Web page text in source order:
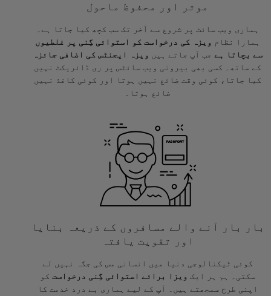
موثر اور محفوظ ماحول
ہماری ویب سائٹ پر شروع سے آخر تک سب کچھ کیا جاتا ہے۔
ہمارا نظام ویزہ کی درخواست کو استوائی گِنی پر غلطیوں
سے بچاتا ہے جب آپ جاتے ہیں
ویزہ ایجنٹس کی اضافی جائزہ
کے ساتھ۔ کسی بھی بیرونی ویب سائٹس پر ری ڈائریکٹ نہیں
کیا جاتا، کوئی وقت ضائع نہیں ہوتا اور کوئی کاغذ نہیں
ضائع ہوتا۔
بار بار آنے والے مسافروں کے ذریعہ بنایا
اور تقویت یافتہ
کوئی ٹیکنالوجی دنیا میں انسانی مس کی جگہ نہیں لے
سکتی۔ ہم ہر ایک ویزا برائے استوائی گِنی درخواست کو
اپنی طرح سمجھتے ہیں۔ آپ کے لیے ہماری بے درد خدمت کا